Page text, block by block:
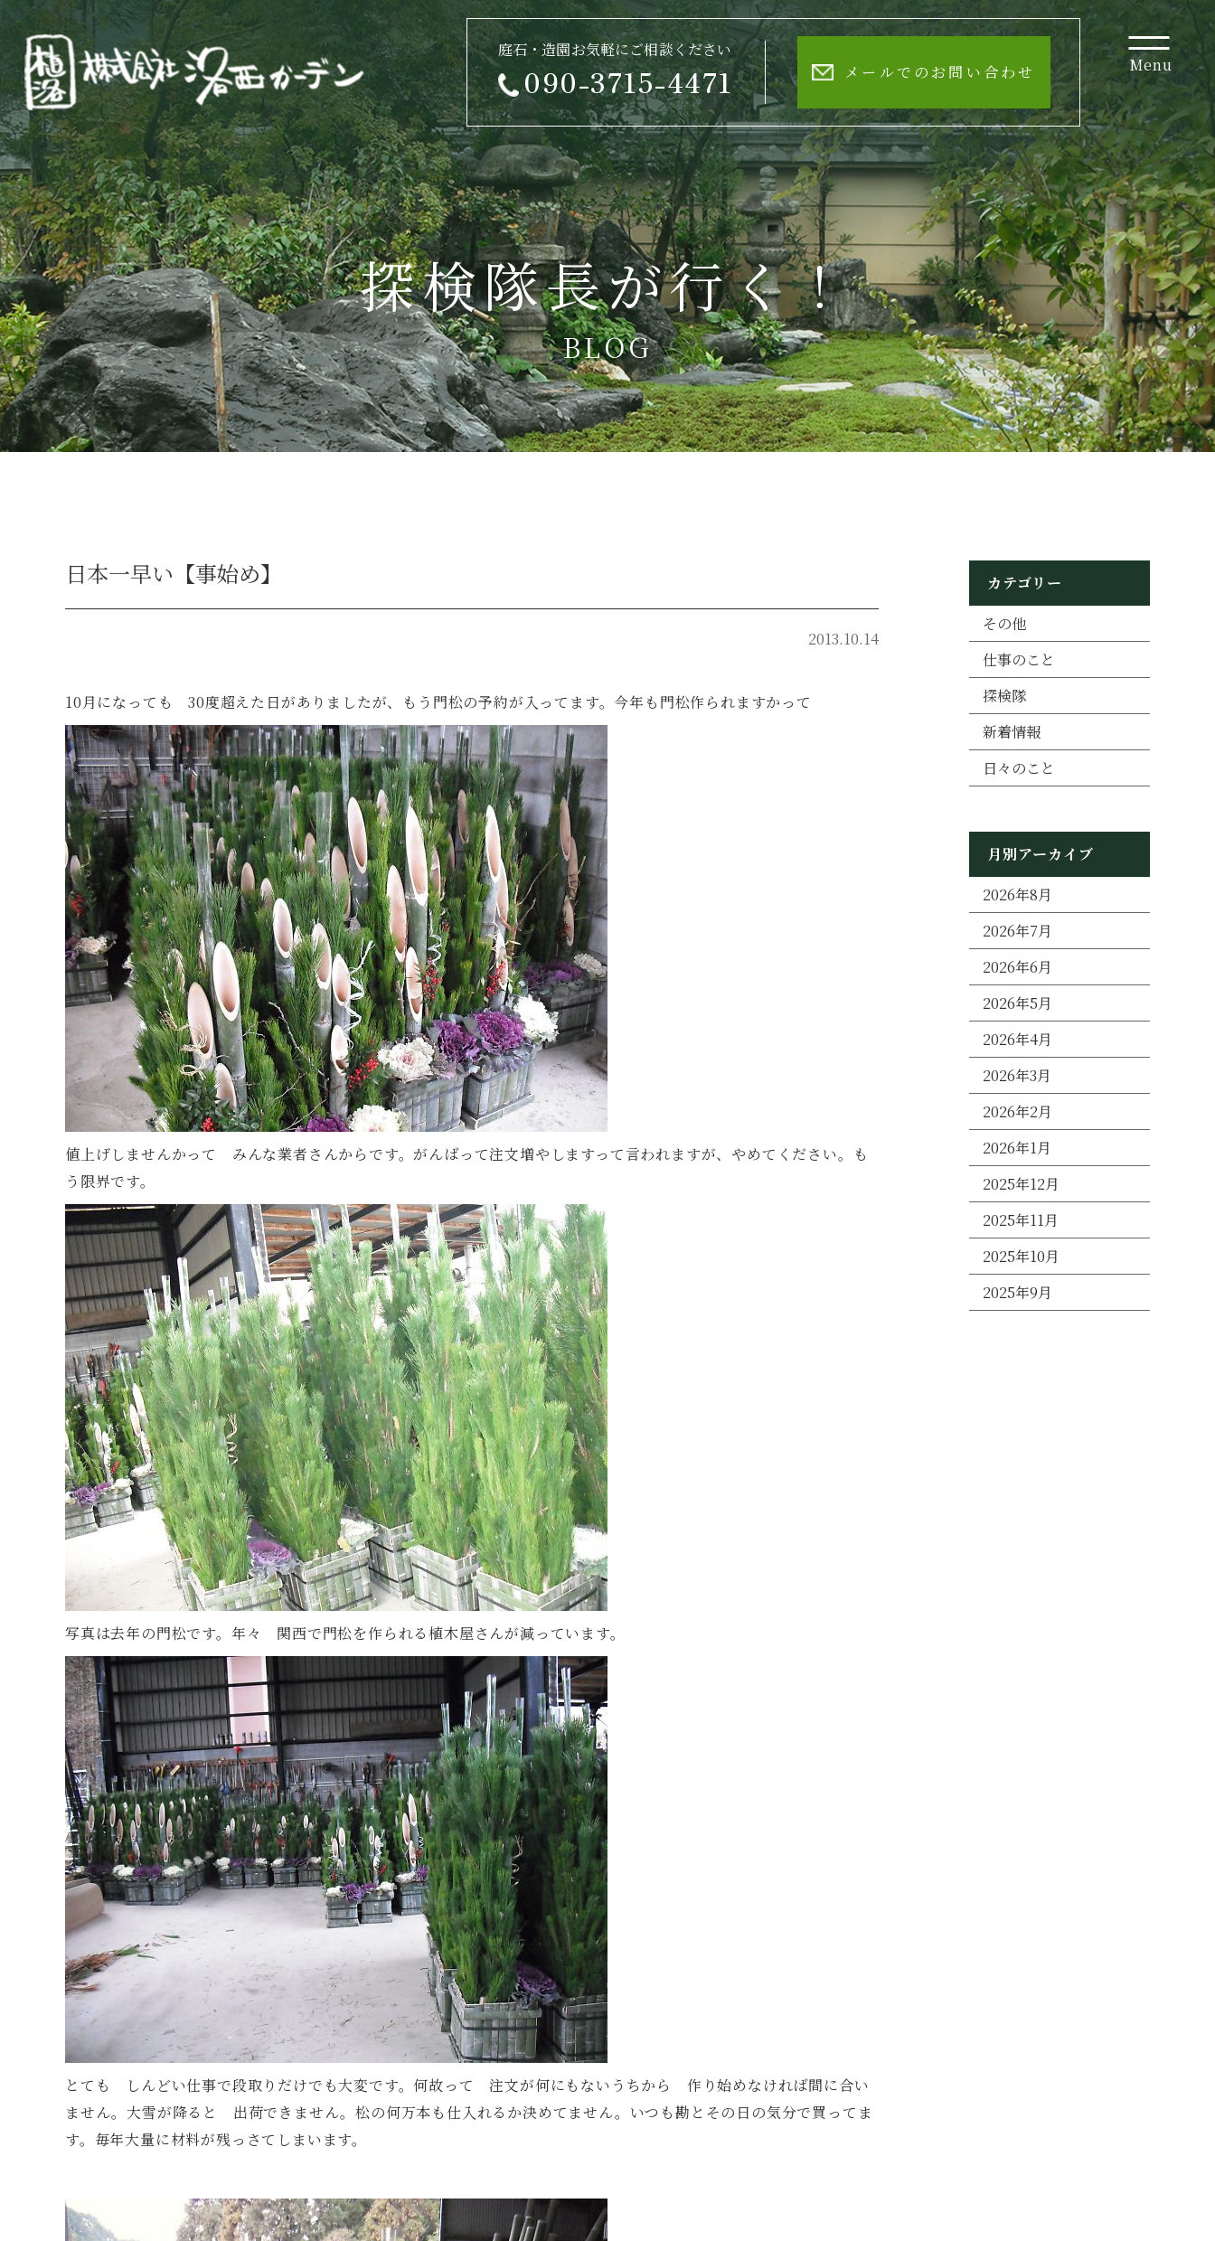
庭石・造園お気軽にご相談ください
090-3715-4471 メールでのお問い合わせ Menu
探検隊長が行く！
BLOG
日本一早い【事始め】
2013.10.14
10月になっても 30度超えた日がありましたが、もう門松の予約が入ってます。今年も門松作られますかって
値上げしませんかって みんな業者さんからです。がんばって注文増やしますって言われますが、やめてください。も
う限界です。
写真は去年の門松です。年々 関西で門松を作られる植木屋さんが減っています。
とても しんどい仕事で段取りだけでも大変です。何故って 注文が何にもないうちから 作り始めなければ間に合い
ません。大雪が降ると 出荷できません。松の何万本も仕入れるか決めてません。いつも勘とその日の気分で買ってま
す。毎年大量に材料が残っさてしまいます。
カテゴリー
その他
仕事のこと
探検隊
新着情報
日々のこと
月別アーカイブ
2026年8月
2026年7月
2026年6月
2026年5月
2026年4月
2026年3月
2026年2月
2026年1月
2025年12月
2025年11月
2025年10月
2025年9月